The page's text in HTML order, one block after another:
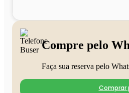
Compre pelo
Faça sua reserva pelo
Comprar